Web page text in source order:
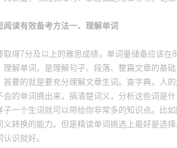
阅读有效备考方法一、理解单词
取得7分及以上的雅思成绩，单词量储备应该
理解单词，是理解句子、段落、整篇文章的基
首要的就是要充分理解文章生词。查字典，人
会的单词摘出来，搞清楚词义，分析这些词是
子一个生词就可以带给你非常多的知识点。比
义转换的能力。但是精读单词挑选上最好是选
认识就好。